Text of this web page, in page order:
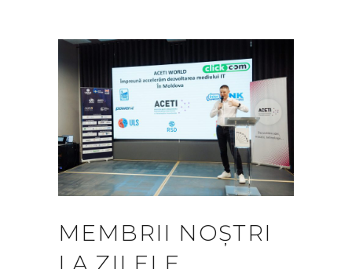
MEMBRII NOȘTRI